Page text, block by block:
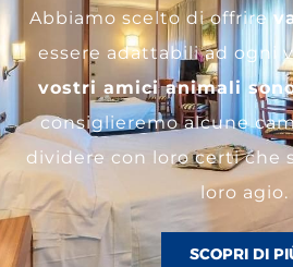
Abbiamo scelto di offrire
essere adattabili ad ogni
vostri amici animali
consiglieremo alcune
dividere con loro certi che
loro agio.
SCOPRI DI